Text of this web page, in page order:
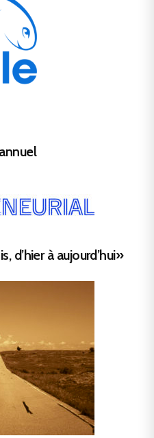
d’hier à aujourd’hui»